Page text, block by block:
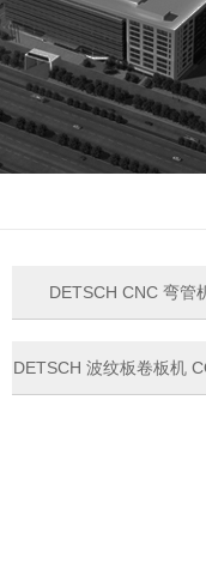
DETSCH CNC 弯管
DETSCH 波纹板卷板机